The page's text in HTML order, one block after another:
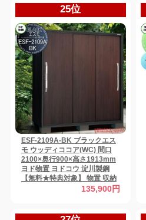
25位
ESF-2109A-BK ブラックエス
モ ウッディココア(WC) 間口
2100×奥行900×高さ1913mm
ヨド物置 ヨドコウ 淀川製鋼
【無料★特典対象】 物置 収納
収納庫 屋外 小型物置 倉庫
135,900円